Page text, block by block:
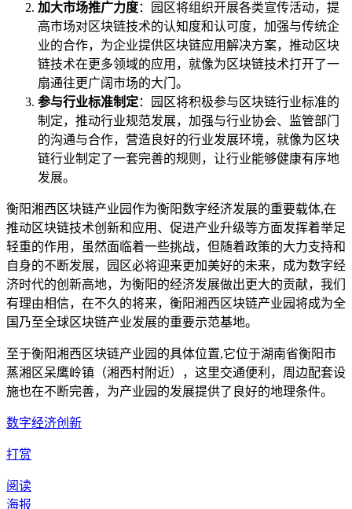
加大市场推广力度：园区将组织开展各类宣传活动，提
高市场对区块链技术的认知度和认可度，加强与传统企
业的合作，为企业提供区块链应用解决方案，推动区块
链技术在更多领域的应用，就像为区块链技术打开了一
扇通往更广阔市场的大门。
参与行业标准制定：园区将积极参与区块链行业标准的
制定，推动行业规范发展，加强与行业协会、监管部门
的沟通与合作，营造良好的行业发展环境，就像为区块
链行业制定了一套完善的规则，让行业能够健康有序地
发展。
衡阳湘西区块链产业园作为衡阳数字经济发展的重要载体,在
推动区块链技术创新和应用、促进产业升级等方面发挥着举足
轻重的作用，虽然面临着一些挑战，但随着政策的大力支持和
自身的不断发展，园区必将迎来更加美好的未来，成为数字经
济时代的创新高地，为衡阳的经济发展做出更大的贡献，我们
有理由相信，在不久的将来，衡阳湘西区块链产业园将成为全
国乃至全球区块链产业发展的重要示范基地。
至于衡阳湘西区块链产业园的具体位置,它位于湖南省衡阳市
蒸湘区呆鹰岭镇（湘西村附近），这里交通便利，周边配套设
施也在不断完善，为产业园的发展提供了良好的地理条件。
数字经济创新
打赏
阅读
海报